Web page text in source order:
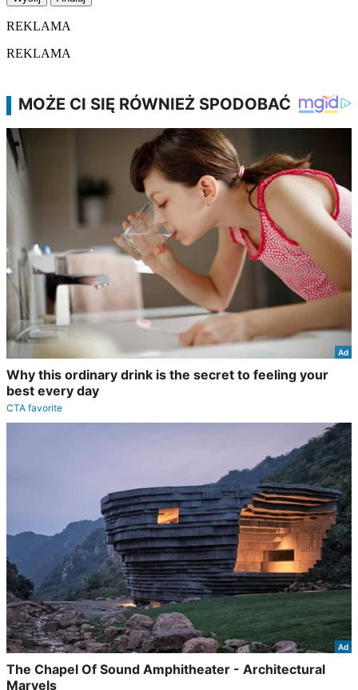
REKLAMA
REKLAMA